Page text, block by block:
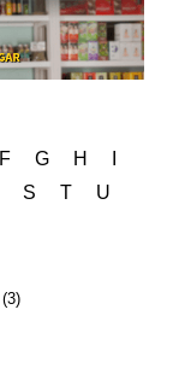
F G H
S T
U
(3)